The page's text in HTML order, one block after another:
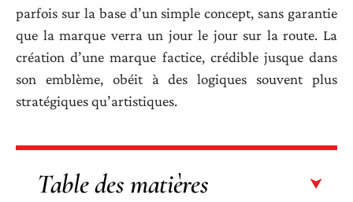
parfois sur la base d’un simple concept, sans garantie
que la marque verra un jour le jour sur la route. La
création d’une marque factice, crédible jusque dans
son emblème, obéit à des logiques souvent plus
stratégiques qu’artistiques.
Table des matières